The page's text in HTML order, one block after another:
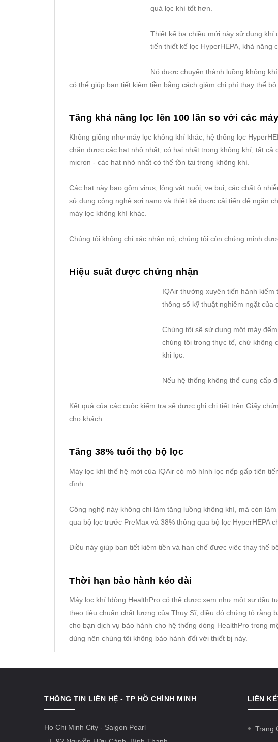
quả lọc khí tốt hơn.
Thiết kế ba chiều mới này sử dụng
tiến thiết kế lọc HyperHEPA, khả năng
Nó được chuyển thành luồng không
có thể giúp bạn tiết kiệm tiền bằng cách giảm chi phí thay thế bộ
Tăng khả năng lọc lên 100 lần so với các
Không giống như máy lọc không khí khác, hệ thống lọc
chặn được các hạt nhỏ nhất, có hại nhất trong không khí, tất cả
micron - các hạt nhỏ nhất có thể tồn tại trong không khí.
Các hạt này bao gồm virus, lông vật nuôi, ve bụi, các chất ô
sử dụng công nghệ sợi nano và thiết kế được cải tiến để ngăn
máy lọc không khí khác.
Chúng tôi không chỉ xác nhận nó, chúng tôi còn chứng minh
Hiệu suất được chứng nhận
IQAir thường xuyên tiến hành
thông số kỹ thuật nghiêm ngặt của
Chúng tôi sẽ sử dụng một máy
chúng tôi trong thực tế, chứ không
khi lọc.
Nếu hệ thống không thể cung cấp
Kết quả của các cuộc kiểm tra sẽ được ghi chi tiết trên Giấy
cho khách.
Tăng 38% tuổi thọ bộ lọc
Máy lọc khí thế hệ mới của IQAir có mô hình lọc nếp gấp tiên
đình.
Công nghệ này không chỉ làm tăng luồng không khí, mà còn
qua bộ lọc trước PreMax và 38% thông qua bộ lọc HyperHEPA
Điều này giúp bạn tiết kiệm tiền và hạn chế được việc thay thế
Thời hạn bảo hành kéo dài
Máy lọc khí Idòng HealthPro có thể được xem như một sự đầu
theo tiêu chuẩn chất lượng của Thụy Sĩ, điều đó chứng tỏ rằng
cho bạn dịch vụ bảo hành cho hệ thống dòng HealthPro trong
dùng nên chúng tôi không bảo hành đối với thiết bị này.
THÔNG TIN LIÊN HỆ - TP HỒ CHÍNH MINH
Ho Chi Minh City - Saigon Pearl
LIÊN
Trang